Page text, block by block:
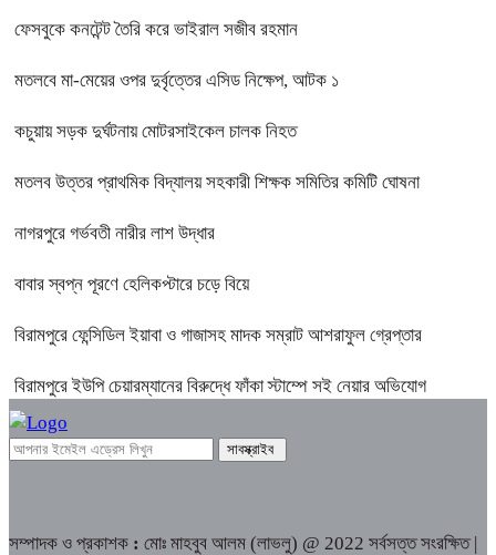
ফেসবুকে কনটেন্ট তৈরি করে ভাইরাল সজীব রহমান
মতলবে মা-মেয়ের ওপর দুর্বৃত্তের এসিড নিক্ষেপ, আটক ১
কচুয়ায় সড়ক দুর্ঘটনায় মোটরসাইকেল চালক নিহত
মতলব উত্তর প্রাথমিক বিদ্যালয় সহকারী শিক্ষক সমিতির কমিটি ঘোষনা
নাগরপুরে গর্ভবতী নারীর লাশ উদ্ধার
বাবার স্বপ্ন পূরণে হেলিকপ্টারে চড়ে বিয়ে
বিরামপুরে ফেন্সিডিল ইয়াবা ও গাজাসহ মাদক সম্রাট আশরাফুল গ্রেপ্তার
বিরামপুরে ইউপি চেয়ারম্যানের বিরুদ্ধে ফাঁকা স্টাম্পে সই নেয়ার অভিযোগ
সম্পাদক ও প্রকাশক : মোঃ মাহবুব আলম (লাভলু) @ 2022 সর্বসত্ত সংরক্ষিত |